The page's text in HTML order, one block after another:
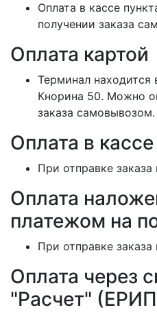
Оплата в кассе
получении заказа
Оплата картой
Терминал находится
Кнорина 50. Можно
заказа самовывозом.
Оплата в
При отправке
Оплата
платежом на
При отправке
Оплата через
"Расчет"